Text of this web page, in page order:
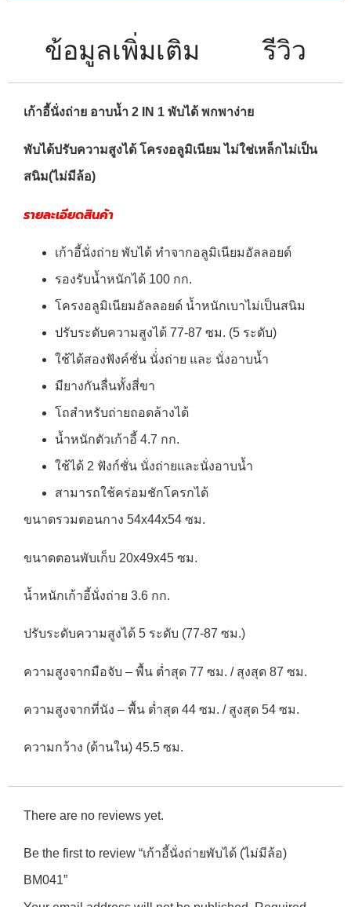
ข้อมูลเพิ่มเติม รีวิว
เก้าอี้นั่งถ่าย อาบน้ำ 2 IN 1 พับได้ พกพาง่าย
พับได้ปรับความสูงได้ โครงอลูมิเนียม ไม่ใช่เหล็กไม่เป็น
สนิม(ไม่มีล้อ)
รายละเอียดสินค้า
เก้าอี้นั่งถ่าย พับได้ ทำจากอลูมิเนียมอัลลอยด์
รองรับน้ำหนักได้ 100 กก.
โครงอลูมิเนียมอัลลอยด์ น้ำหนักเบาไม่เป็นสนิม
ปรับระดับความสูงได้ 77-87 ซม. (5 ระดับ)
ใช้ได้สองฟังค์ชั่น นั่่งถ่าย และ นั่งอาบน้ำ
มียางกันลื่นทั้งสี่ขา
โถสำหรับถ่ายถอดล้างได้
น้ำหนักตัวเก้าอี้ 4.7 กก.
ใช้ได้ 2 ฟังก์ชั่น นั่งถ่ายและนั่งอาบน้ำ
สามารถใช้คร่อมชักโครกได้
ขนาดรวมตอนกาง 54x44x54 ซม.
ขนาดตอนพับเก็บ 20x49x45 ซม.
น้ำหนักเก้าอี้นั่งถ่าย 3.6 กก.
ปรับระดับความสูงได้ 5 ระดับ (77-87 ซม.)
ความสูงจากมือจับ – พื้น ต่ำสุด 77 ซม. / สุงสุด 87 ซม.
ความสูงจากที่นัง – พื้น ต่ำสุด 44 ซม. / สูงสุด 54 ซม.
ความกว้าง (ด้านใน) 45.5 ซม.
There are no reviews yet.
Be the first to review “เก้าอี้นั่งถ่ายพับได้ (ไม่มีล้อ)
BM041”